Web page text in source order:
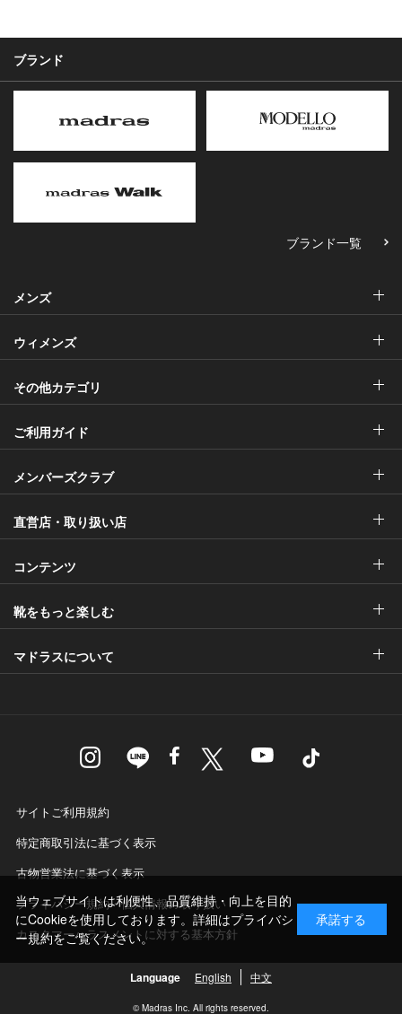
ブランド
ブランド一覧
メンズ
ウィメンズ
その他カテゴリ
ご利用ガイド
メンバーズクラブ
直営店・取り扱い店
コンテンツ
靴をもっと楽しむ
マドラスについて
サイトご利用規約
特定商取引法に基づく表示
古物営業法に基づく表示
プライバシー規約・個人情報の取り扱い
カスタマーハラスメントに対する基本方針
Language English 中文
© Madras Inc. All rights reserved.
当ウェブサイトは利便性、品質維持・向上を目的
にCookieを使用しております。詳細はプライバシ
ー規約をご覧ください。
承諾する